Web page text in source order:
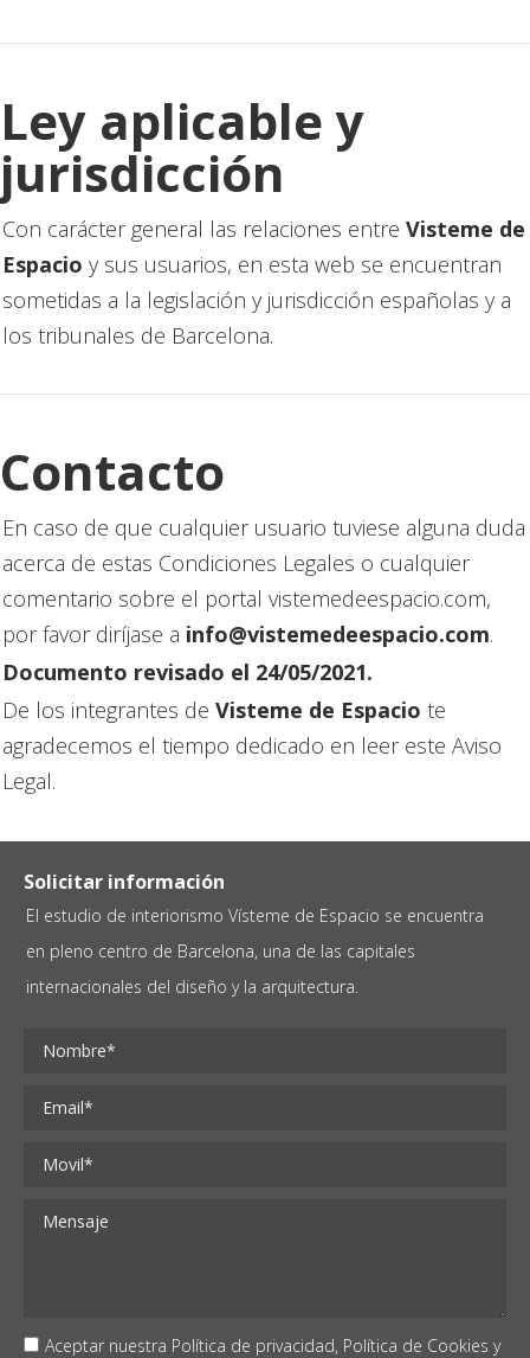
Ley aplicable y
jurisdicción
Con carácter general las relaciones entre Visteme de
Espacio y sus usuarios, en esta web se encuentran
sometidas a la legislación y jurisdicción españolas y a
los tribunales de Barcelona.
Contacto
En caso de que cualquier usuario tuviese alguna duda
acerca de estas Condiciones Legales o cualquier
comentario sobre el portal vistemedeespacio.com,
por favor diríjase a info@vistemedeespacio.com.
Documento revisado el 24/05/2021.
De los integrantes de Visteme de Espacio te
agradecemos el tiempo dedicado en leer este Aviso
Legal.
Solicitar información
El estudio de interiorismo Vísteme de Espacio se encuentra
en pleno centro de Barcelona, una de las capitales
internacionales del diseño y la arquitectura.
Aceptar nuestra Política de privacidad, Política de Cookies y